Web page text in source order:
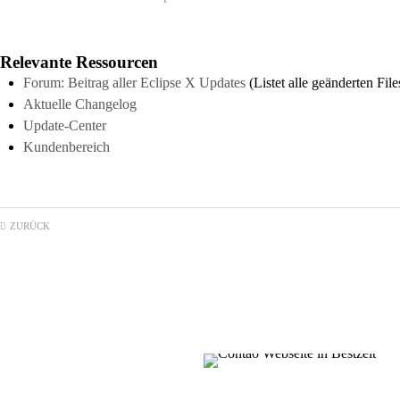
Relevante Ressourcen
Forum: Beitrag aller Eclipse X Updates (Listet alle geänderten
Aktuelle Changelog
Update-Center
Kundenbereich
ZURÜCK